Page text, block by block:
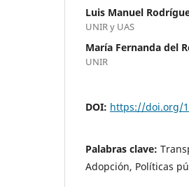
Luis Manuel
UNIR y UAS
María Fernanda del
UNIR
DOI: https://doi.org/
Palabras clave:
Adopción, Políticas